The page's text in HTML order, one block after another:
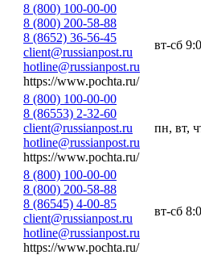
8 (800) 100-00-00
8 (800) 200-58-88
8 (8652) 36-56-45
client@russianpost.ru
hotline@russianpost.ru
https://www.pochta.ru/
вт-сб
8 (800) 100-00-00
8 (86553) 2-32-60
client@russianpost.ru
hotline@russianpost.ru
https://www.pochta.ru/
пн, вт,
8 (800) 100-00-00
8 (800) 200-58-88
8 (86545) 4-00-85
client@russianpost.ru
hotline@russianpost.ru
https://www.pochta.ru/
вт-сб